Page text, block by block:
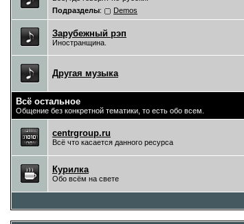
Подразделы: Demos
Зарубежный рэп
Иностранщина.
Другая музыка
Всё остальное
Общение без конкретной тематики, то есть обо всем.
centrgroup.ru
Всё что касается данного ресурса
Курилка
Обо всём на свете